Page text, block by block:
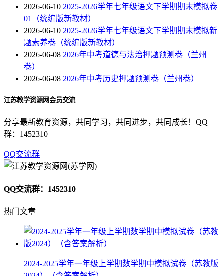
2026-06-10 2025-2026学年七年级语文下学期期末模拟卷
01（统编版新教材）
2026-06-10 2025-2026学年七年级语文下学期期末模拟新
题素养卷（统编版新教材）
2026-06-08 2026年中考道德与法治押题预测卷（兰州
卷）
2026-06-08 2026年中考历史押题预测卷（兰州卷）
江苏教学资源网会员交流
分享最新教育资源，共同学习，共同进步，共同成长！QQ
群：1452310
QQ交流群
QQ交流群：1452310
热门文章
2024-2025学年一年级上学期数学期中模拟试卷（苏教版